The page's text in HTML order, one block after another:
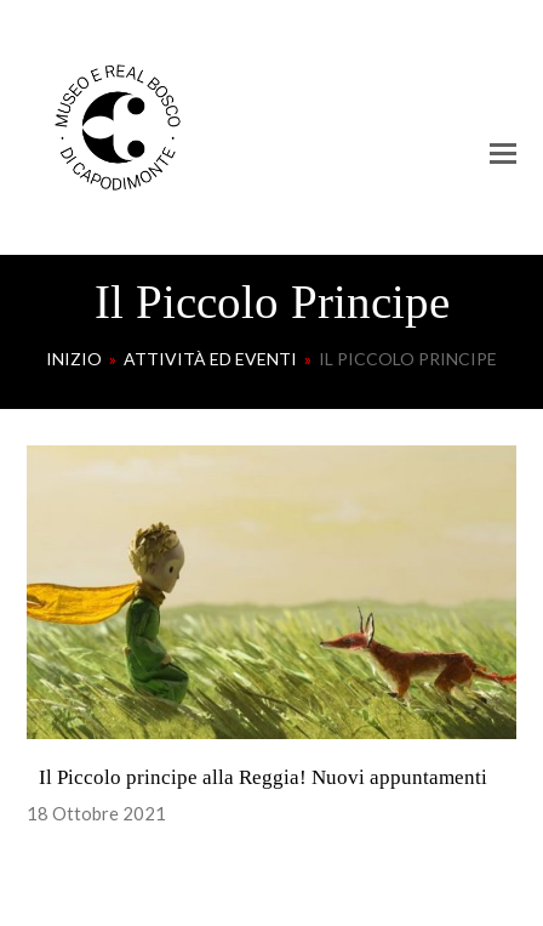
Il Piccolo Principe
INIZIO » ATTIVITÀ ED EVENTI » IL PICCOLO PRINCIPE
Il Piccolo principe alla Reggia! Nuovi appuntamenti
18 Ottobre 2021